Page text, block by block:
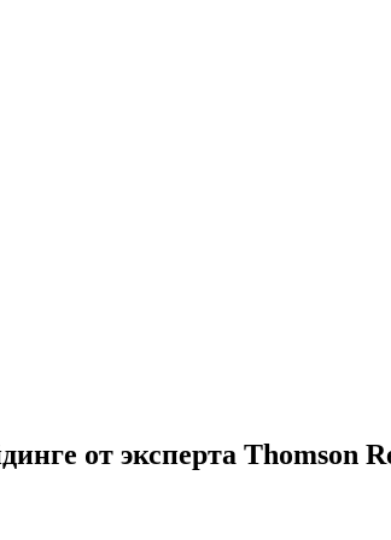
от эксперта Thomson